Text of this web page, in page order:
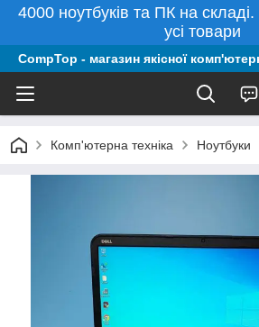
4000 ноутбуків та ПК на
усі товари
CompTop - магазин якісної
Комп'ютерна техніка Ноутбуки